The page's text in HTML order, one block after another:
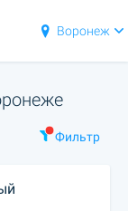
Воронеж
Фильтр